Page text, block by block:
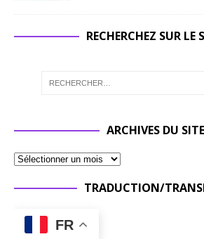
RECHERCHEZ SUR LE
ARCHIVES DU
TRADUCTION/
FR